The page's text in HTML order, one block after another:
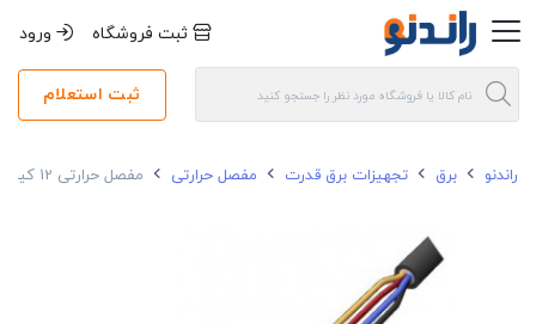
ثبت فروشگاه ورود
ثبت استعلام
راندنو برق تجهیزات برق قدرت مفصل حرارتی مفصل حرارتی 12 کیلو ولت 185-95*3 ری سان بدون آرمور